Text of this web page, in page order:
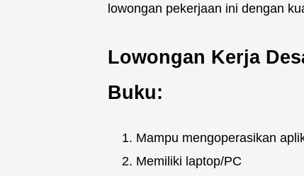
lowongan pekerjaan ini dengan
Lowongan Kerja
Buku:
Mampu mengoperasikan
Memiliki laptop/PC